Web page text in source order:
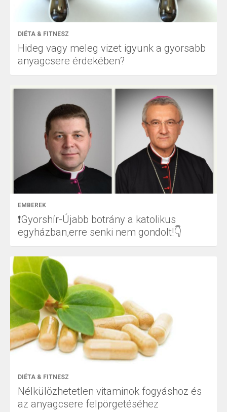
DIÉTA & FITNESZ
Hideg vagy meleg vizet igyunk a gyorsabb
anyagcsere érdekében?
EMBEREK
❗Gyorshír-Újabb botrány a katolikus
egyházban,erre senki nem gondolt!👇
DIÉTA & FITNESZ
Nélkülözhetetlen vitaminok fogyáshoz és
az anyagcsere felpörgetéséhez